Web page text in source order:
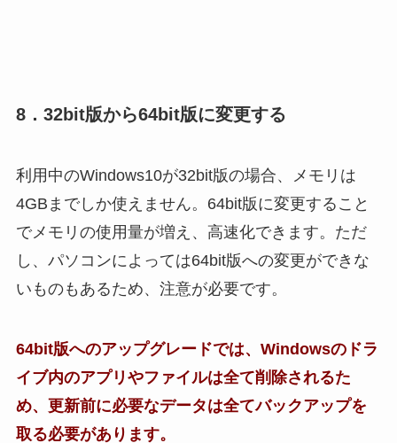
8．32bit版から64bit版に変更する
利用中のWindows10が32bit版の場合、メモリは
4GBまでしか使えません。64bit版に変更すること
でメモリの使用量が増え、高速化できます。ただ
し、パソコンによっては64bit版への変更ができな
いものもあるため、注意が必要です。
64bit版へのアップグレードでは、Windowsのドラ
イブ内のアプリやファイルは全て削除されるた
め、更新前に必要なデータは全てバックアップを
取る必要があります。